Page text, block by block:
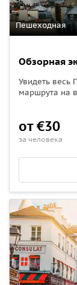
Пешеходная
Обзорная
Увидеть весь
маршрута на
от €30
за человека